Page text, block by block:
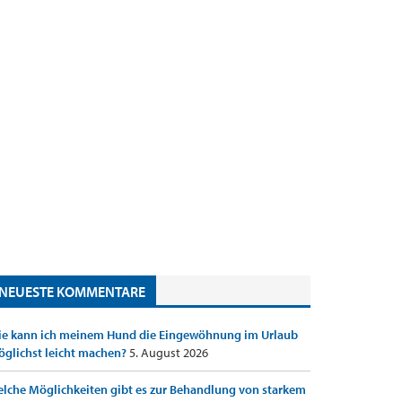
NEUESTE KOMMENTARE
kann ich meinem Hund die Eingewöhnung im Urlaub
leicht machen?5. August 2026
Möglichkeiten gibt es zur Behandlung von starkem